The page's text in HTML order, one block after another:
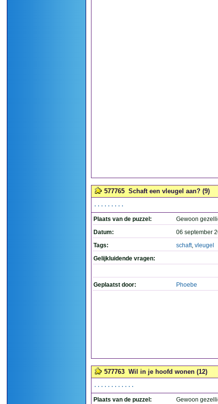
577765 Schaft een vleugel aan? (9)
.........
Plaats van de puzzel:
Gewoon
Datum:
06 september
Tags:
schaft, vleugel
Gelijkluidende vragen:
Geplaatst door: Phoebe
577763 Wil in je hoofd wonen (12)
............
Plaats van de puzzel: Gewoon